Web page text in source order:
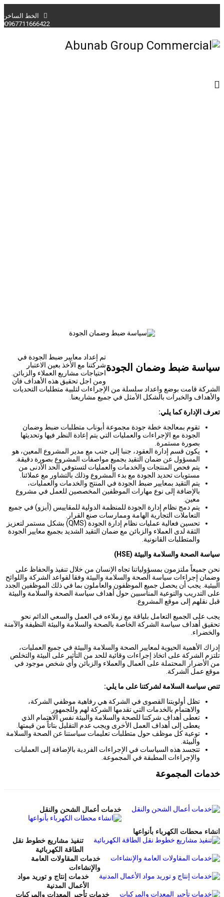
الخط الساخن:
00967711666422
Arabic
سياسة ضبط وضمان الجودة
تم إعداد معايير ضبط الجودة في
شركتنا مع الأخذ بعين الاعتبار
احتياجات مشاريع العملاء والزبائن.
ومن اجل تحقيق هذه الأهداف فان
الشركة قامت بوضع واعداد سلسلة من الإجراءات لتلبية متطلبات التحديات
والأهداف والخبرات بالشكل الأمثل في جميع مشاريعنا.
تعرف الإدارة كما يلي:
تقوم بمعالجة خطة جودة مجموعة أبوناب متطلبات ضبط وضمان
الجودة مع الإجراءات والعمليات التي يتم إعادة النظر فيها وتحديثها
بصورة مستمرة.
يكون قسم إدارة العقود، جنبا إلى جنب مع مدير المشروع المعين، هو
المسؤول عن ضمان التقيد بجميع مواصفات المشروع بصورة دقيقة.
يتم فحص المنتجات والخدمات والعمليات لتستوفي الحد الأدنى من
مستويات تحديد الجودة مع بدء المشروع وذلك بالتشاور مع عملائنا.
يتم التقيد بمعايير ضبط الجودة في المنتج والخدمات والعمليات،
بالإضافة إلى نوع مهارات الموظفين المخصصين للعمل في مشروع
معين.
يتم دمج نظام إدارة الجودة للمنظمة الدولية للمقاييس (أيزو) في جميع
التعاملات التجارية الهامة وممارسات صنع القرار.
تحسين فعالية عمليات نظام إدارة الجودة (QMS) بشكل مستمر لتعزيز
الثقة لدى العملاء والزبائن مع ضمان التقيد الشديد بجميع معايير الجودة
والمتطلبات القانونية.
سياسة الصحة والسلامة والبيئة (HSE)
نحن جميعاً ملتزمون بمسؤولياتنا تجاه الإنسان من خلال تنفيذ والحفاظ على
وضمان إجراءات سياسة الصحة والسلامة والبيئة وفقا لقواعد الشركة واللوائح
البيئية. يجب أن يحصل جميع الموظفون والعاملون بما في ذلك الموظفين الجدد
على التدريب والتوعية المناسبين حول أهداف سياسة الصحة والسلامة والبيئة
قبل نقلهم إلى موقع المشروع.
يجب على الجميع التعامل بلياقة مع زملاءه في العمل والسعي الدائم نحو
تحقيق أهداف سياسة الشركة الخاصة بالصحة والسلامة والبيئة النظيفة والآمنة
والخضراء.
إدراك الأهمية الحيوية لمعايير الصحة والسلامة والبيئة في جميع العمليات،
تلتزم الشركة على اتخاذ إجراءات وقائية للحد من التأثير على البيئة والتخلص
من الأضرار المحتملة على العمال والعملاء والزبائن وأي شخص موجود في
موقع عمل الشركة.
تنص سياسة السلامة لشركتنا على ما يلي:
تظل أولويتنا القصوى في الشركة هي رفاهية موظفي الشركة،
والاهتمام بالخدمات التي تقدمها الشركة لهم وللجمهور.
تعطى أهداف شركتنا للصحة والسلامة والبيئة نفس الاهتمام الذي
يعطى إلى أهداف العمل الأخرى ويجب عدم التقليل بتاتاً من قيمتها.
توعية كل موظف حول متطلبات تعليمات سياستنا عن الصحة والسلامة
والبيئة.
تتجسد هذه السياسات في الإجراءات الفردية بالإضافة إلى العمليات
والإجراءات المطبقة في المجموعة.
خدمات المجموعة
خدمات أعمال الشحن والنقل
انشاء محطات الكهرباء بأنواعها
تنفيذ مشاريع خطوط نقل
الطاقة الكهربائية
خدمات المقاولات العامة
والإنشاءات
خدمات إنتاج و توريد مواد
الأعمال المدنية
خدمات تأجير المعدات والمركبات